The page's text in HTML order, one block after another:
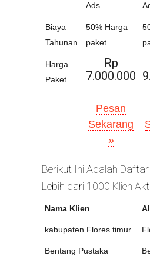
Ads
Biaya
Tahunan
50% Harga
paket
Harga
Paket
Rp
7.000.000
Pesan
Sekarang
»
Berikut Ini Adalah
Lebih dari 1000 Klien
Nama Klien
kabupaten Flores timur
Bentang Pustaka